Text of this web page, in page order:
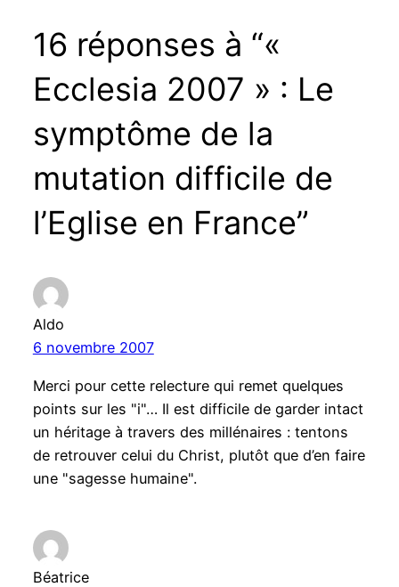
16 réponses à “«
Ecclesia 2007 » : Le
symptôme de la
mutation difficile de
l’Eglise en France”
Aldo
6 novembre 2007
Merci pour cette relecture qui remet quelques
points sur les "i"… Il est difficile de garder intact
un héritage à travers des millénaires : tentons
de retrouver celui du Christ, plutôt que d’en faire
une "sagesse humaine".
Béatrice